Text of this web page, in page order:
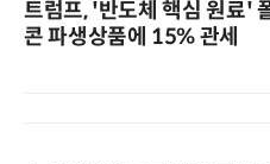
트럼프, '반도체 핵심 원료'
콘 파생상품에 15% 관세